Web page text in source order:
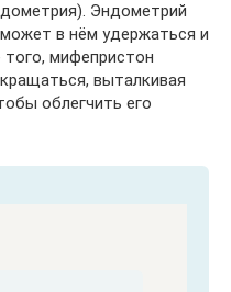
Эндометрий
в нём удержаться и
того, мифепристон
выталкивая
облегчить его